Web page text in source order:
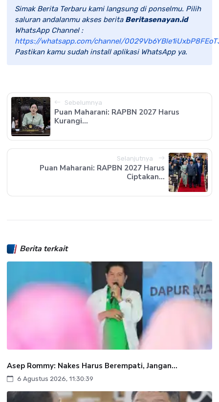
Simak Berita Terbaru kami langsung di ponselmu. Pilih
saluran andalanmu akses berita Beritasenayan.id
WhatsApp Channel :
https://whatsapp.com/channel/
Pastikan kamu sudah install aplikasi WhatsApp ya.
Sebelumnya
Puan Maharani: RAPBN 2027 Harus
Kurangi...
Selanjutnya
Puan Maharani: RAPBN 2027 Harus
Ciptakan...
Berita terkait
Asep Rommy: Nakes Harus Berempati, Jangan...
6 Agustus 2026, 11:30:39